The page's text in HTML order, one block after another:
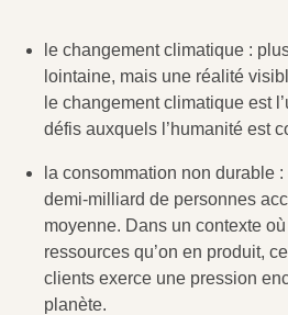
le changement climatique :
lointaine, mais une réalité
le changement climatique est
défis auxquels l’humanité est
la consommation non durable :
demi-milliard de personnes
moyenne. Dans un contexte
ressources qu’on en produit,
clients exerce une pression
planète.